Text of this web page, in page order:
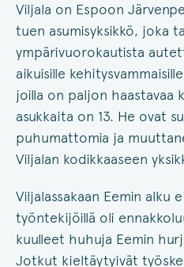
Viljala on Espoon
tuen asumisyksikkö, joka
ympärivuorokautista
aikuisille
joilla on paljon haastavaa
asukkaita on 13. He ovat
puhumattomia ja
Viljalan kodikkaaseen
Viljalassakaan Eemin alku
työntekijöillä oli
kuulleet huhuja Eemin
Jotkut kieltäytyivät